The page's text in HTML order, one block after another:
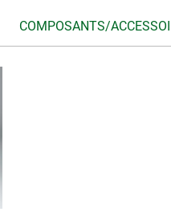
COMPOSANTS/